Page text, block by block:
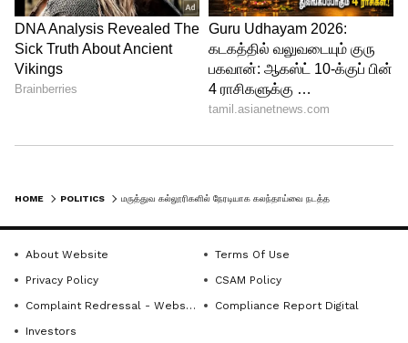
இடங்களை நிரப்பிக் கொள்வதற்காகவே
எஞ்சிய சுற்று கலந்தாய்வு மிகவும்
ரகசியமாக நடத்தப்பட்டதோ? என்ற
ஐயத்தில் அர்த்தம் இருக்கிறது. அதேபோல்,
மாப்&அப் சுற்றுக்கு ஒதுக்கப்படும்
பல்கலைக்கழகங்களுக்கான மாணவர்
சேர்க்கையில் நடத்தப்பட்டு வந்த இத்தகைய
HOME POLITICS
About Website
Terms Of Use
Privacy Policy
CSAM Policy
Complaint Redressal - Website
Compliance Report Digital
Investors